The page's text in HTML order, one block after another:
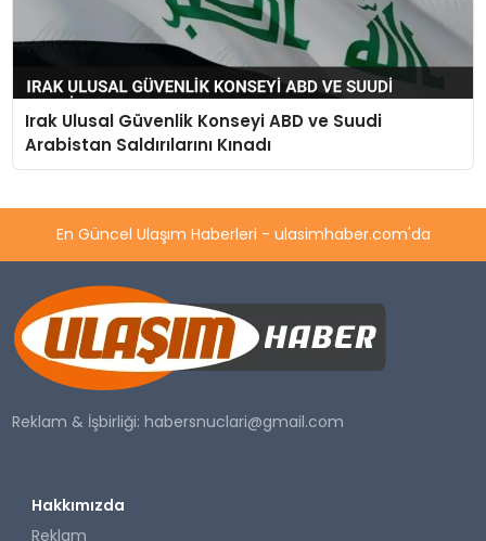
Irak Ulusal Güvenlik Konseyi ABD ve Suudi
Arabistan Saldırılarını Kınadı
En Güncel Ulaşım Haberleri - ulasimhaber.com'da
Reklam & İşbirliği:habersnuclari@gmail.com
Hakkımızda
Reklam